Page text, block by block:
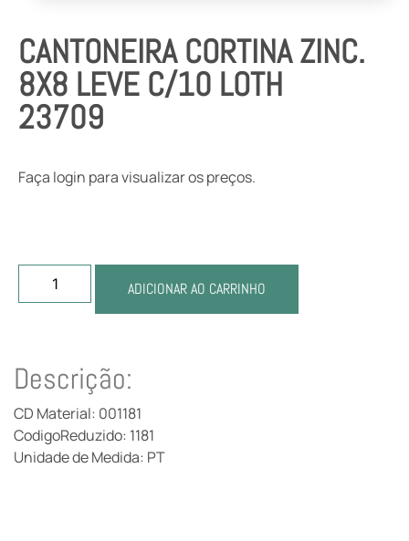
CANTONEIRA CORTINA ZINC.
8X8 LEVE C/10 LOTH
23709
Faça login para visualizar os preços.
ADICIONAR AO CARRINHO
Descrição:
CD Material: 001181
CodigoReduzido: 1181
Unidade de Medida: PT